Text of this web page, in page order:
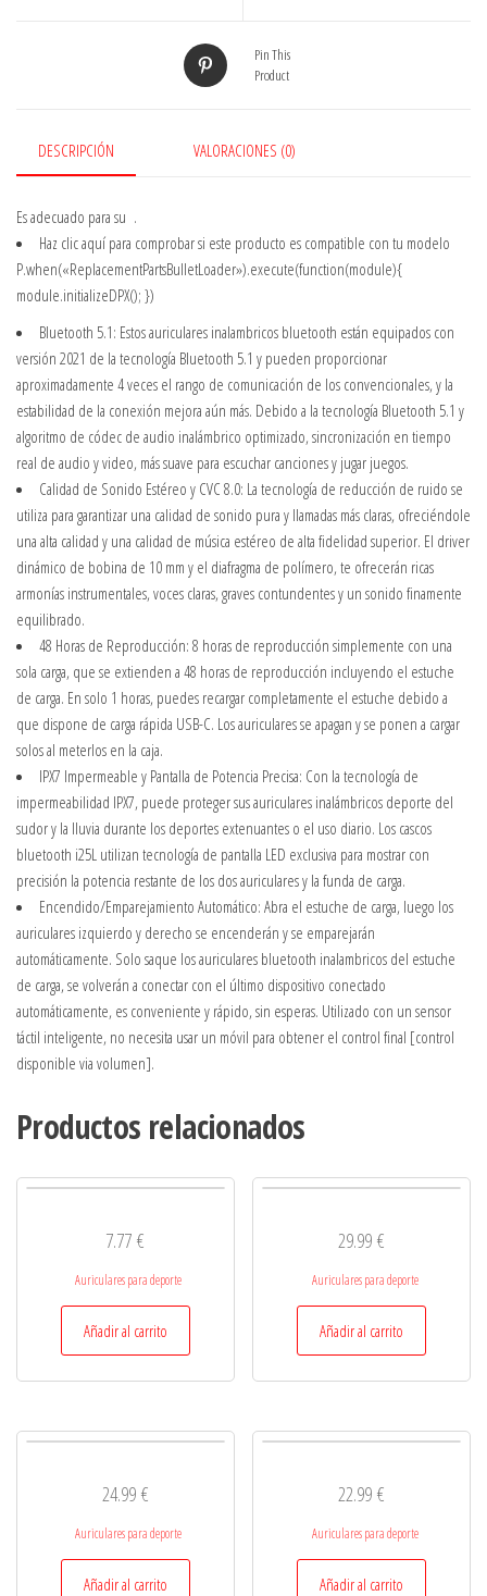
Pin This
Product
DESCRIPCIÓN VALORACIONES (0)
Es adecuado para su .
Haz clic aquí para comprobar si este producto es compatible con tu modelo
P.when(«ReplacementPartsBulletLoader»).execute(function(module){
module.initializeDPX(); })
Bluetooth 5.1: Estos auriculares inalambricos bluetooth están equipados con
versión 2021 de la tecnología Bluetooth 5.1 y pueden proporcionar
aproximadamente 4 veces el rango de comunicación de los convencionales, y la
estabilidad de la conexión mejora aún más. Debido a la tecnología Bluetooth 5.1 y
algoritmo de códec de audio inalámbrico optimizado, sincronización en tiempo
real de audio y video, más suave para escuchar canciones y jugar juegos.
Calidad de Sonido Estéreo y CVC 8.0: La tecnología de reducción de ruido se
utiliza para garantizar una calidad de sonido pura y llamadas más claras, ofreciéndole
una alta calidad y una calidad de música estéreo de alta fidelidad superior. El driver
dinámico de bobina de 10 mm y el diafragma de polímero, te ofrecerán ricas
armonías instrumentales, voces claras, graves contundentes y un sonido finamente
equilibrado.
48 Horas de Reproducción: 8 horas de reproducción simplemente con una
sola carga, que se extienden a 48 horas de reproducción incluyendo el estuche
de carga. En solo 1 horas, puedes recargar completamente el estuche debido a
que dispone de carga rápida USB-C. Los auriculares se apagan y se ponen a cargar
solos al meterlos en la caja.
IPX7 Impermeable y Pantalla de Potencia Precisa: Con la tecnología de
impermeabilidad IPX7, puede proteger sus auriculares inalámbricos deporte del
sudor y la lluvia durante los deportes extenuantes o el uso diario. Los cascos
bluetooth i25L utilizan tecnología de pantalla LED exclusiva para mostrar con
precisión la potencia restante de los dos auriculares y la funda de carga.
Encendido/Emparejamiento Automático: Abra el estuche de carga, luego los
auriculares izquierdo y derecho se encenderán y se emparejarán
automáticamente. Solo saque los auriculares bluetooth inalambricos del estuche
de carga, se volverán a conectar con el último dispositivo conectado
automáticamente, es conveniente y rápido, sin esperas. Utilizado con un sensor
táctil inteligente, no necesita usar un móvil para obtener el control final [control
disponible via volumen].
Productos relacionados
7.77€
Auriculares para deporte
Añadir al carrito
29.99€
Auriculares para deporte
Añadir al carrito
24.99 €
Auriculares para deporte
Añadir al carrito
22.99€
Auriculares para deporte
Añadir al carrito